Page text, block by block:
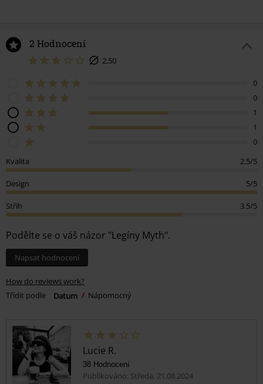
2 Hodnocení
2,50
0
0
1
1
0
Kvalita
2.5/5
Design 5/5
Střih 3.5/5
Podělte se o váš názor "Legíny Myth".
Napsat hodnocení
How do reviews work?
Třídit podle
Datum Nápomocný
Lucie R.
38 Hodnocení
Publikováno: Středa, 21.08.2024